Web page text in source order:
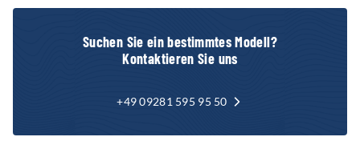
Suchen Sie ein bestimmtes Modell?
Kontaktieren Sie uns
+49 09281 595 95 50